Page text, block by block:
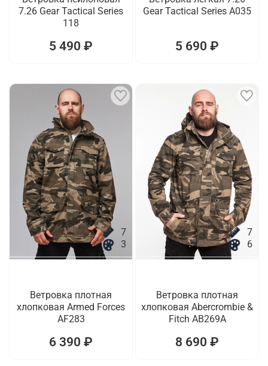
7.26 Gear Tactical Series
118
5 490 ₽
Gear Tactical Series A035
5 690 ₽
7
3
Ветровка плотная
хлопковая Armed Forces
AF283
6 390 ₽
7
6
Ветровка плотная
хлопковая Abercrombie &
Fitch AB269A
8 690 ₽